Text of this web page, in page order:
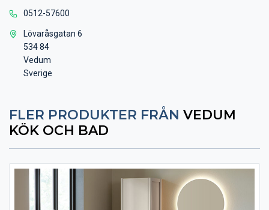
0512-57600
Lövaråsgatan 6
534 84
Vedum
Sverige
FLER PRODUKTER FRÅN VEDUM
KÖK OCH BAD